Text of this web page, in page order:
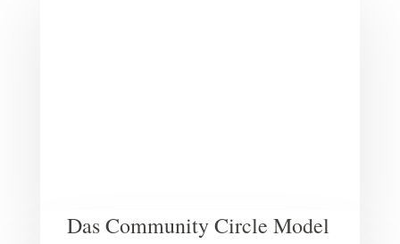
Das Community Circle Model